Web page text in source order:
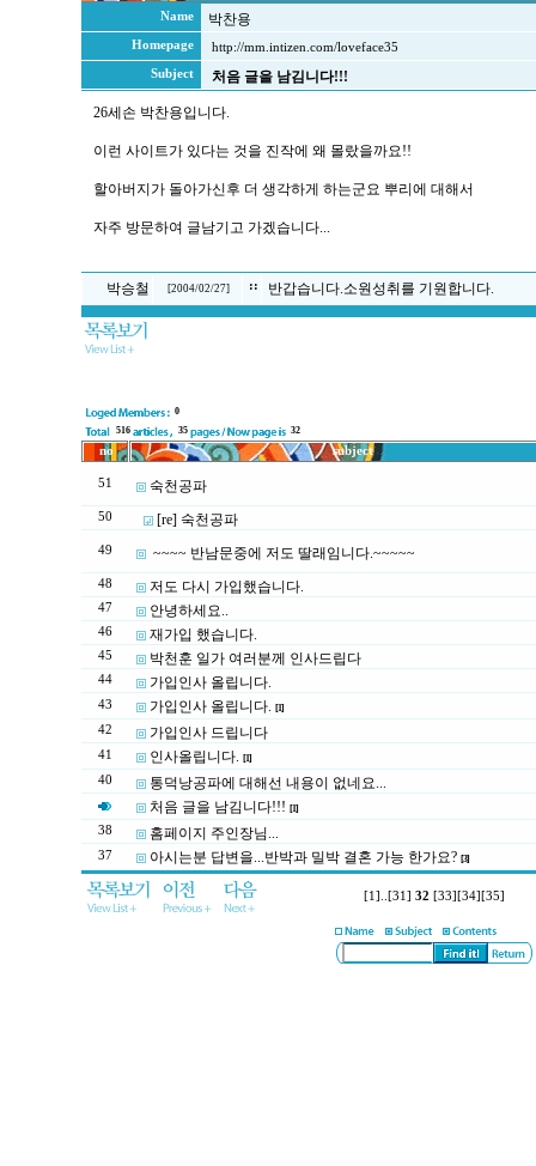
Name 박찬용
Homepage
http://mm.intizen.com/loveface35
Subject
처음 글을 남김니다!!!
26세손 박찬용입니다.
이런 사이트가 있다는 것을 진작에 왜 몰랐을까요!!
할아버지가 돌아가신후 더 생각하게 하는군요 뿌리에 대해서
자주 방문하여 글남기고 가겠습니다...
박승철 [2004/02/27] :: 반갑습니다.소원성취를 기원합니다.
0
516
35 32
no subject
51 숙천공파
50 [re] 숙천공파
49 ~~~~ 반남문중에 저도 딸래임니다.~~~~~
48 저도 다시 가입했습니다.
47 안녕하세요..
46 재가입 했습니다.
45 박천훈 일가 여러분께 인사드립다
44 가입인사 올립니다.
43 가입인사 올립니다. [1]
42 가입인사 드립니다
41 인사올립니다. [1]
40
통덕낭공파에 대해선 내용이 없네요...
처음 글을 남김니다!!! [1]
38 홈페이지 주인장님...
37 아시는분 답변을...반박과 밀박 결혼 가능 한가요? [3]
[1] [31] 32 [33] [34] [35]